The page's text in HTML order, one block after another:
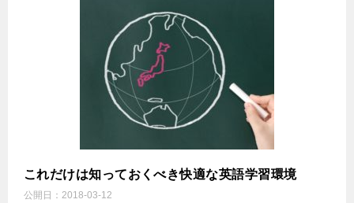
これだけは知っておくべき快適な英語学習環境
公開日： 2018-03-12